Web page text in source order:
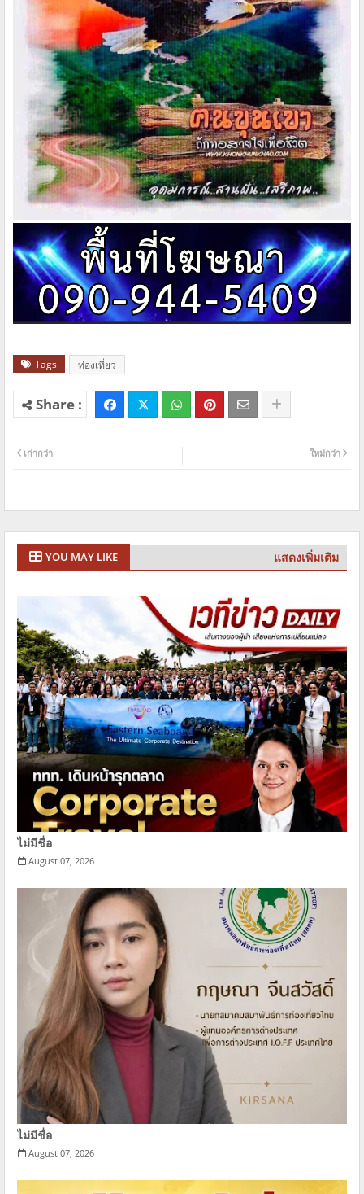
Tags ท่องเที่ยว
ใหม่กว่า
เก่ากว่า
YOU MAY LIKE แสดงเพิ่มเติม
ไม่มีชื่อ
August 07, 2026
ไม่มีชื่อ
August 07, 2026